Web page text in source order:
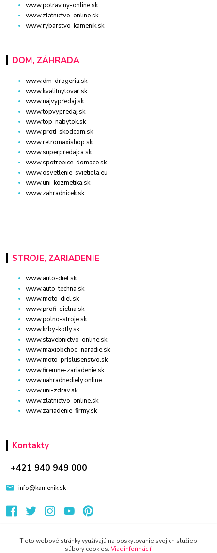
www.potraviny-online.sk
www.zlatnictvo-online.sk
www.rybarstvo-kamenik.sk
DOM, ZÁHRADA
www.dm-drogeria.sk
www.kvalitnytovar.sk
www.najvypredaj.sk
www.topvypredaj.sk
www.top-nabytok.sk
www.proti-skodcom.sk
www.retromaxishop.sk
www.superpredajca.sk
www.spotrebice-domace.sk
www.osvetlenie-svietidla.eu
www.uni-kozmetika.sk
www.zahradnicek.sk
STROJE, ZARIADENIE
www.auto-diel.sk
www.auto-techna.sk
www.moto-diel.sk
www.profi-dielna.sk
www.polno-stroje.sk
www.krby-kotly.sk
www.stavebnictvo-online.sk
www.maxiobchod-naradie.sk
www.moto-prislusenstvo.sk
www.firemne-zariadenie.sk
www.nahradnediely.online
www.uni-zdrav.sk
www.zlatnictvo-online.sk
www.zariadenie-firmy.sk
Kontakty
+421 940 949 000
info@kamenik.sk
Tieto webové stránky využívajú na poskytovanie svojich služieb
súbory cookies. Viac informácií.